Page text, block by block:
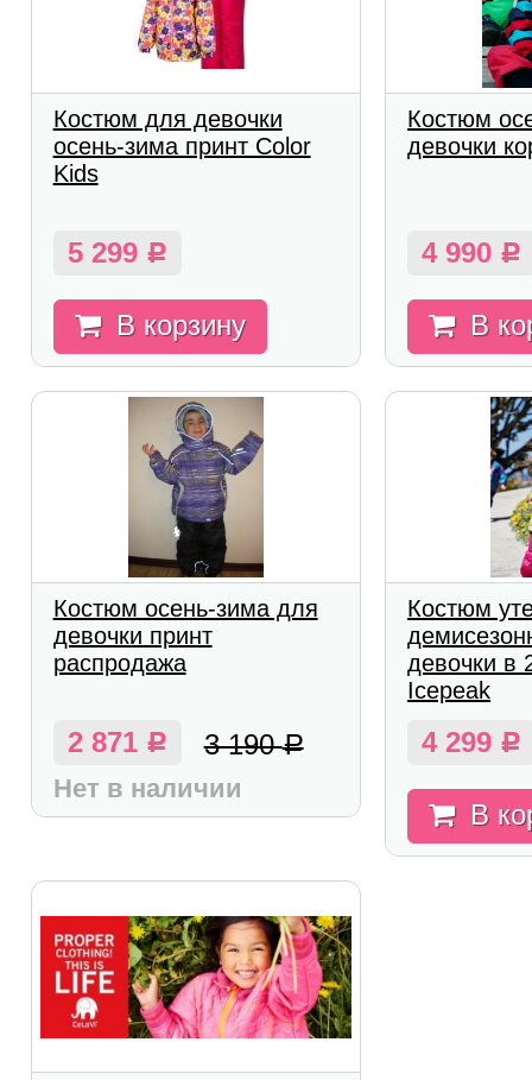
Костюм для девочки
осень-зима принт Color
Kids
5 299 Р
В корзину
Костюм
девочки
4 990 Р
В
Костюм осень-зима для
девочки принт
распродажа
2 871 Р 3 190Р
Нет в наличии
Костюм
девочки в
Icepeak
4 299 Р
В